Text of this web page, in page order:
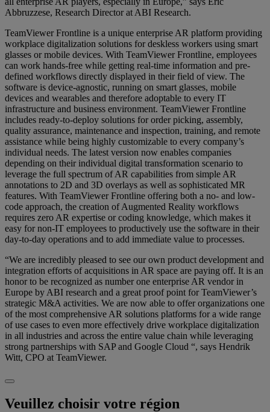
Abbruzzese, Research Director at ABI Research.
TeamViewer Frontline is a unique enterprise AR platform providing
workplace digitalization solutions for deskless workers using smart
glasses or mobile devices. With TeamViewer Frontline, employees
can work hands-free while getting real-time information and pre-
defined workflows directly displayed in their field of view. The
software is device-agnostic, running on smart glasses, mobile
devices and wearables and therefore adoptable to every IT
infrastructure and business environment. TeamViewer Frontline
includes ready-to-deploy solutions for order picking, assembly,
quality assurance, maintenance and inspection, training, and remote
assistance while being highly customizable to every company’s
individual needs. The latest version now enables companies
depending on their individual digital transformation scenario to
leverage the full spectrum of AR capabilities from simple AR
annotations to 2D and 3D overlays as well as sophisticated MR
features. With TeamViewer Frontline offering both a no- and low-
code approach, the creation of Augmented Reality workflows
requires zero AR expertise or coding knowledge, which makes it
easy for non-IT employees to productively use the software in their
day-to-day operations and to add immediate value to processes.
“We are incredibly pleased to see our own product development and
integration efforts of acquisitions in AR space are paying off. It is an
honor to be recognized as number one enterprise AR vendor in
Europe by ABI research and a great proof point for TeamViewer’s
strategic M&A activities. We are now able to offer organizations one
of the most comprehensive AR solutions platforms for a wide range
of use cases to even more effectively drive workplace digitalization
in all industries and across the entire value chain while leveraging
strong partnerships with SAP and Google Cloud “, says Hendrik
Witt, CPO at TeamViewer.
Veuillez choisir votre région